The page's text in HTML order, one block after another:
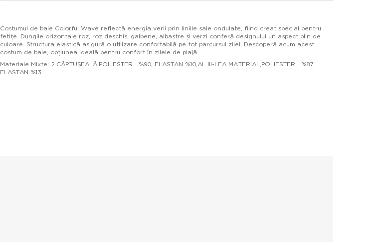
Costumul de baie Colorful Wave reflectă energia verii prin liniile sale ondulate, fiind creat special pentru
fetițe. Dungile orizontale roz, roz deschis, galbene, albastre și verzi conferă designului un aspect plin de
culoare. Structura elastică asigură o utilizare confortabilă pe tot parcursul zilei. Descoperă acum acest
costum de baie, opțiunea ideală pentru confort în zilele de plajă.
Materiale Mixte: 2.CĂPTUŞEALĂ,POLIESTER %90, ELASTAN %10,AL III-LEA MATERIAL,POLIESTER %87,
ELASTAN %13